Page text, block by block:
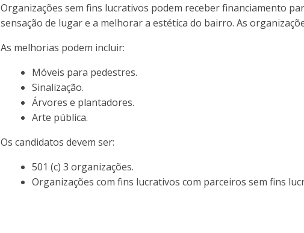
Organizações sem fins lucrativos podem receber financiamento
sensação de lugar e a melhorar a estética do bairro. As
As melhorias podem incluir:
Móveis para pedestres.
Sinalização.
Árvores e plantadores.
Arte pública.
Os candidatos devem ser:
501 (c) 3 organizações.
Organizações com fins lucrativos com parceiros sem fins